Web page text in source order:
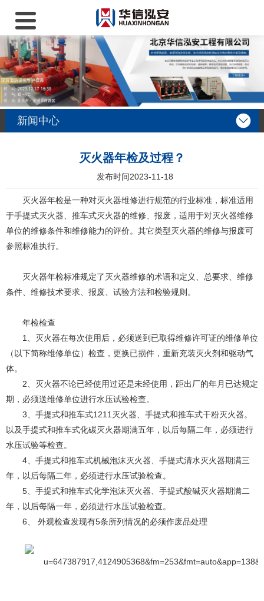
新闻中心
灭火器年检及过程？
发布时间2023-11-18
灭火器年检是一种对灭火器维修进行规范的行业标准，标准适用
于手提式灭火器、推车式灭火器的维修、报废，适用于对灭火器维修
单位的维修条件和维修能力的评价。其它类型灭火器的维修与报废可
参照标准执行。
灭火器年检标准规定了灭火器维修的术语和定义、总要求、维修
条件、维修技术要求、报废、试验方法和检验规则。
年检检查
1、灭火器在每次使用后，必须送到已取得维修许可证的维修单位
（以下简称维修单位）检查，更换已损件，重新充装灭火剂和驱动气
体。
2、灭火器不论已经使用过还是未经使用，距出厂的年月已达规定
期，必须送维修单位进行水压试验检查。
3、手提式和推车式1211灭火器、手提式和推车式干粉灭火器。
以及手提式和推车式化碳灭火器期满五年，以后每隔二年，必须进行
水压试验等检查。
4、 手提式和推车式机械泡沫灭火器、手提式清水灭火器期满三
年，以后每隔二年，必须进行水压试验检查。
5、手提式和推车式化学泡沫灭火器、手提式酸碱灭火器期满二
年，以后每隔一年，必须进行水压试验检查。
6、 外观检查发现有5条所列情况的必须作废品处理